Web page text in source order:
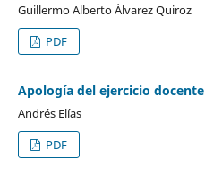
Guillermo Alberto Álvarez Quiroz
PDF
Apología del ejercicio docente
Andrés Elías
PDF